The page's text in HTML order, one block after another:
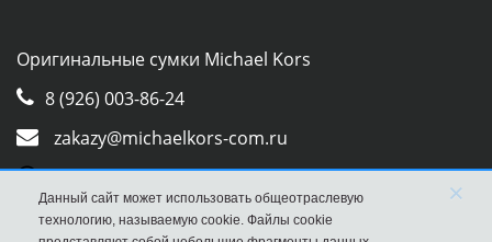
Оригинальные сумки Michael Kors
8 (926) 003-86-24
zakazy@michaelkors-com.ru
Whatsapp
Viber
Данный сайт может использовать общеотраслевую
технологию, называемую cookie. Файлы cookie
×